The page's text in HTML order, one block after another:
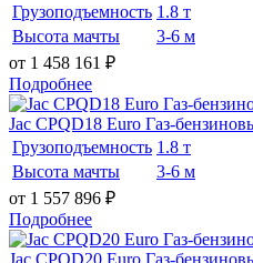
Грузоподъемность 1.8 т
Высота мачты
3-6 м
от 1 458 161 ₽
Подробнее
Jac CPQD18 Euro Газ-
Грузоподъемность 1.8 т
Высота мачты
3-6 м
от 1 557 896 ₽
Подробнее